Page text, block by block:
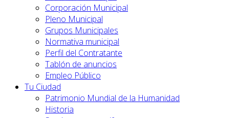
Corporación Municipal
Pleno Municipal
Grupos Municipales
Normativa municipal
Perfil del Contratante
Tablón de anuncios
Empleo Público
Tu Ciudad
Patrimonio Mundial de la Humanidad
Historia